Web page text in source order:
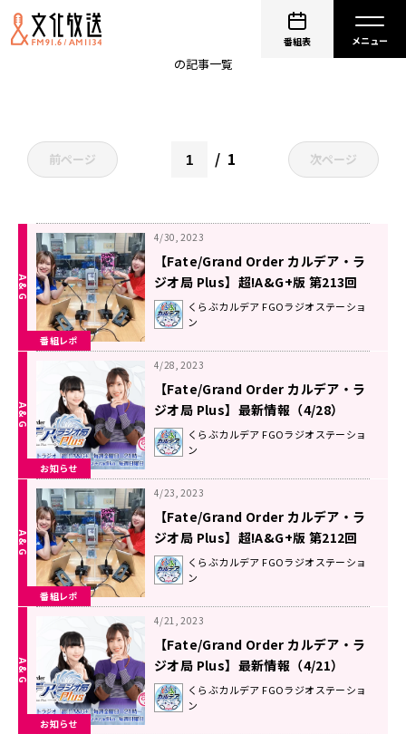
番組表
の記事一覧
前ページ 1 次ページ
番組レポ
4/30, 2023
【Fate/Grand Order カルデア・ラ
ジオ局 Plus】超!A&G+版 第213回
放送レポート
くらぶカルデア FGOラジオステーショ
ン
お知らせ
4/28, 2023
【Fate/Grand Order カルデア・ラ
ジオ局 Plus】最新情報（4/28）
くらぶカルデア FGOラジオステーショ
ン
番組レポ
4/23, 2023
【Fate/Grand Order カルデア・ラ
ジオ局 Plus】超!A&G+版 第212回
放送レポート
くらぶカルデア FGOラジオステーショ
ン
お知らせ
4/21, 2023
【Fate/Grand Order カルデア・ラ
ジオ局 Plus】最新情報（4/21）
くらぶカルデア FGOラジオステーショ
ン